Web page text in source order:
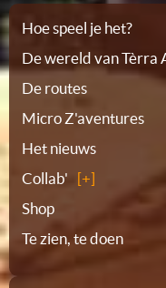
Plattegrond
Hoe speel je het?
De wereld van Tèrra
De routes
Micro Z'aventures
Het nieuws
Collab'
Shop
Te zien, te doen